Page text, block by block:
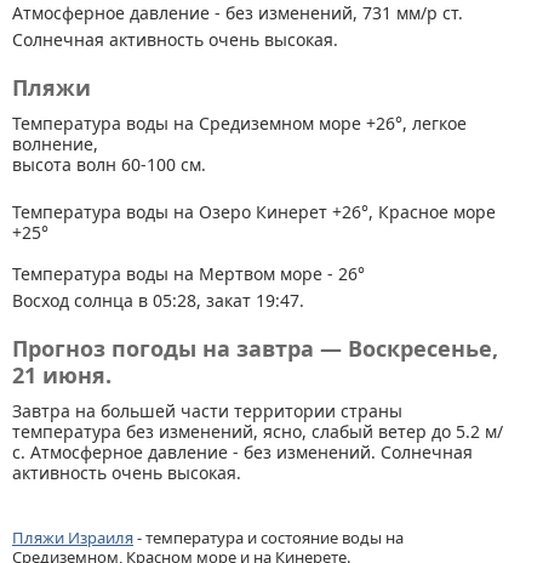
Атмосферное давление - без изменений, 731 мм/р ст.
Солнечная активность очень высокая.
Пляжи
Температура воды на Средиземном море +26°, легкое
волнение,
высота волн 60-100 см.
Температура воды на Озеро Кинерет +26°, Красное море
+25°
Температура воды на Мертвом море - 26°
Восход солнца в 05:28, закат 19:47.
Прогноз погоды на завтра — Воскресенье,
21 июня.
Завтра на большей части территории страны
температура без изменений, ясно, слабый ветер до 5.2 м/
с. Атмосферное давление - без изменений. Солнечная
активность очень высокая.
Пляжи Израиля- температура и состояние воды на
Средиземном, Красном море и на Кинерете.